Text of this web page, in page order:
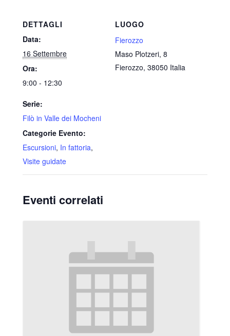
DETTAGLI
Data:
16 Settembre
Ora:
9:00 - 12:30
Serie:
Filò in Valle dei Mocheni
Categorie Evento:
Escursioni, In fattoria,
Visite guidate
LUOGO
Fierozzo
Maso Plotzeri, 8
Fierozzo, 38050 Italia
Eventi correlati